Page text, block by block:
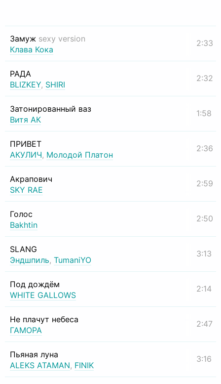
Замуж sexy version
Клава Кока
2:33
РАДА
BLIZKEY, SHIRI
2:32
Затонированный ваз
Витя АК
1:58
ПРИВЕТ
АКУЛИЧ, Молодой Платон
2:36
Акрапович
SKY RAE
2:59
Голос
Bakhtin
2:50
SLANG
Эндшпиль, TumaniYO
3:13
Под дождём
WHITE GALLOWS
2:14
Не плачут небеса
ГАМОРА
2:47
Пьяная луна
ALEKS ATAMAN, FINIK
3:16